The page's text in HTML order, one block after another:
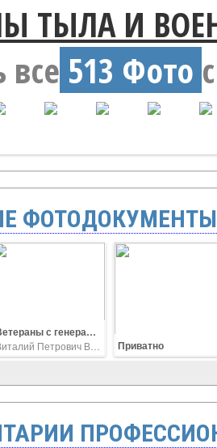
ТЫЛА И
все 513 Фото
ФОТОДОКУМЕНТЫ
Ветераны с генералом армии В.Ф Ермаковым, В.П.Ветров справа
Приватно